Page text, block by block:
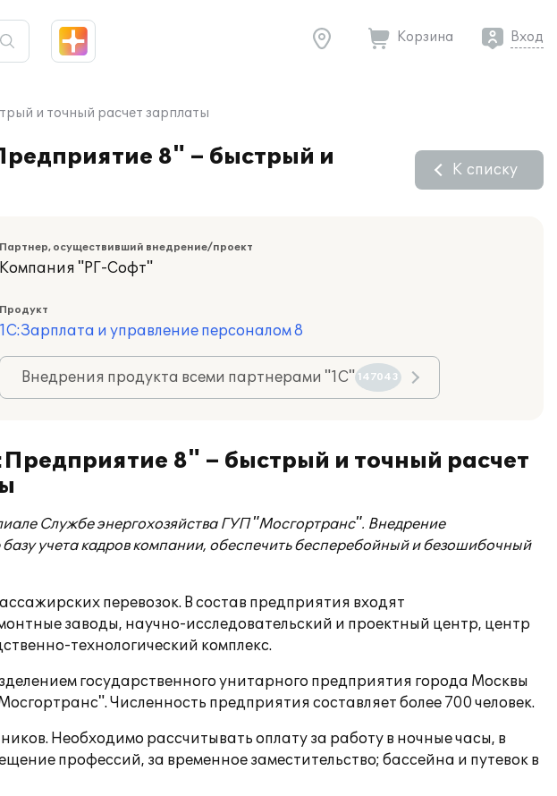
Корзина Вход
и точный расчет зарплаты
8" – быстрый и
К списку
Партнер, осуществивший внедрение/проект
Компания "РГ-Софт"
Продукт
1С:Зарплата и управление персоналом 8
Внедрения продукта всеми партнерами "1С" 147043
8" – быстрый и точный расчет
Службе энергохозяйства ГУП "Мосгортранс". Внедрение
учета кадров компании, обеспечить бесперебойный и безошибочный
перевозок. В состав предприятия входят
заводы, научно-исследовательский и проектный центр, центр
технологический комплекс.
государственного унитарного предприятия города Москвы
Численность предприятия составляет более 700 человек.
Необходимо рассчитывать оплату за работу в ночные часы, в
профессий, за временное заместительство; бассейна и путевок в